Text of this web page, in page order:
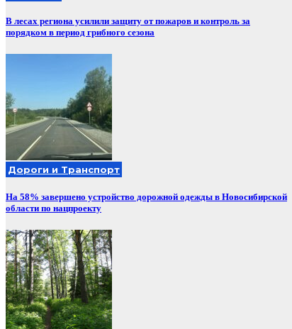
В лесах региона усилили защиту от пожаров и контроль за
порядком в период грибного сезона
Дороги и Транспорт
На 58% завершено устройство дорожной одежды в Новосибирской
области по нацпроекту